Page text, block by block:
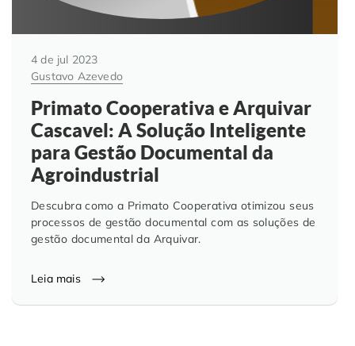
4 de jul 2023
Gustavo Azevedo
Primato Cooperativa e Arquivar
Cascavel: A Solução Inteligente
para Gestão Documental da
Agroindustrial
Descubra como a Primato Cooperativa otimizou seus
processos de gestão documental com as soluções de
gestão documental da Arquivar.
Leia mais